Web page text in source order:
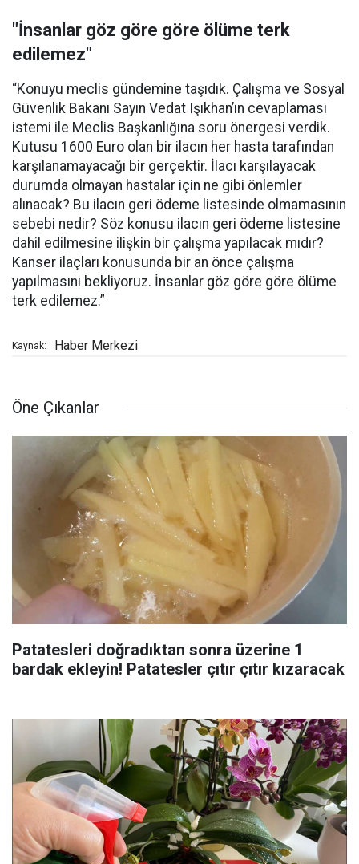
"İnsanlar göz göre göre ölüme terk
edilemez"
“Konuyu meclis gündemine taşıdık. Çalışma ve Sosyal
Güvenlik Bakanı Sayın Vedat Işıkhan’ın cevaplaması
istemi ile Meclis Başkanlığına soru önergesi verdik.
Kutusu 1600 Euro olan bir ilacın her hasta tarafından
karşılanamayacağı bir gerçektir. İlacı karşılayacak
durumda olmayan hastalar için ne gibi önlemler
alınacak? Bu ilacın geri ödeme listesinde olmamasının
sebebi nedir? Söz konusu ilacın geri ödeme listesine
dahil edilmesine ilişkin bir çalışma yapılacak mıdır?
Kanser ilaçları konusunda bir an önce çalışma
yapılmasını bekliyoruz. İnsanlar göz göre göre ölüme
terk edilemez.”
Kaynak: Haber Merkezi
Öne Çıkanlar
Patatesleri doğradıktan sonra üzerine 1
bardak ekleyin! Patatesler çıtır çıtır kızaracak